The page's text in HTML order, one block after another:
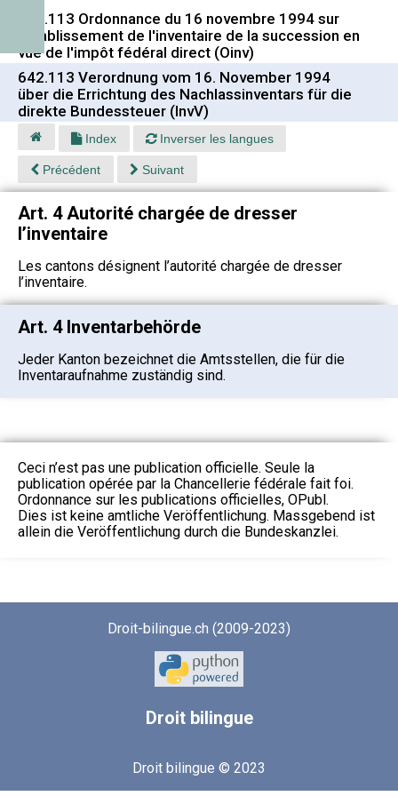
642.113 Ordonnance du 16 novembre 1994 sur
l'établissement de l'inventaire de la succession en
vue de l'impôt fédéral direct (Oinv)
642.113 Verordnung vom 16. November 1994
über die Errichtung des Nachlassinventars für die
direkte Bundessteuer (InvV)
Index Inverser les langues
Précédent Suivant
Art. 4 Autorité chargée de dresser
l’inventaire
Les cantons désignent l’autorité chargée de dresser
l’inventaire.
Art. 4 Inventarbehörde
Jeder Kanton bezeichnet die Amtsstellen, die für die
Inventaraufnahme zuständig sind.
Ceci n’est pas une publication officielle. Seule la
publication opérée par la Chancellerie fédérale fait foi.
Ordonnance sur les publications officielles, OPubl.
Dies ist keine amtliche Veröffentlichung. Massgebend ist
allein die Veröffentlichung durch die Bundeskanzlei.
Droit-bilingue.ch (2009-2023)
Droitbilingue
Droit bilingue © 2023